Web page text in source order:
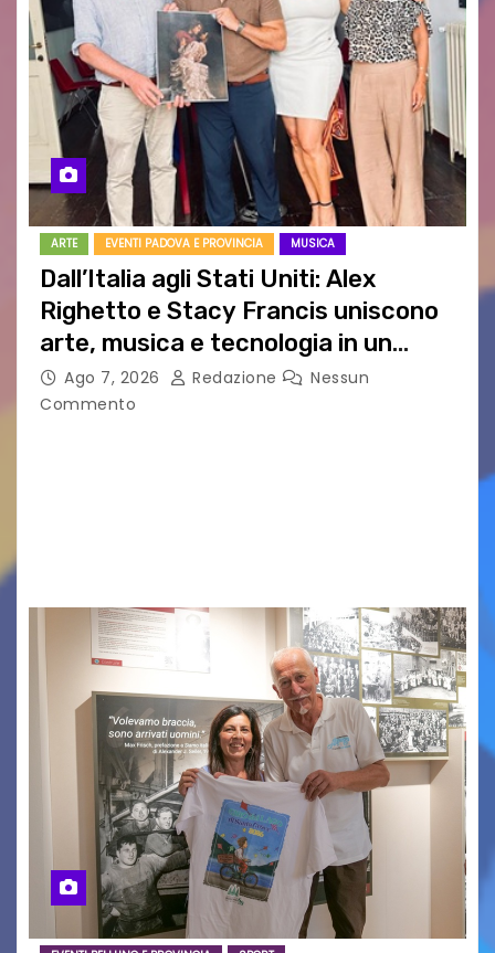
ARTE EVENTI PADOVA E PROVINCIA MUSICA
Dall’Italia agli Stati Uniti: Alex
Righetto e Stacy Francis uniscono
arte, musica e tecnologia in un
nuovo progetto internazionale”
Ago 7, 2026 Redazione
Nessun
Commento